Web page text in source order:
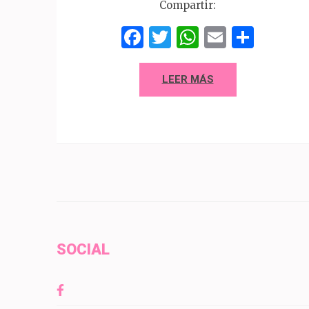
Compartir:
Facebook
Twitter
WhatsApp
Email
LEER MÁS
SOCIAL